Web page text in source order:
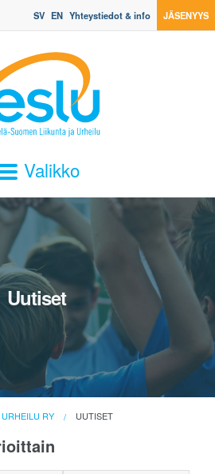
SV EN Yhteystiedot & info JÄSENYYS
Valikko
Uutiset
RY UUTISET